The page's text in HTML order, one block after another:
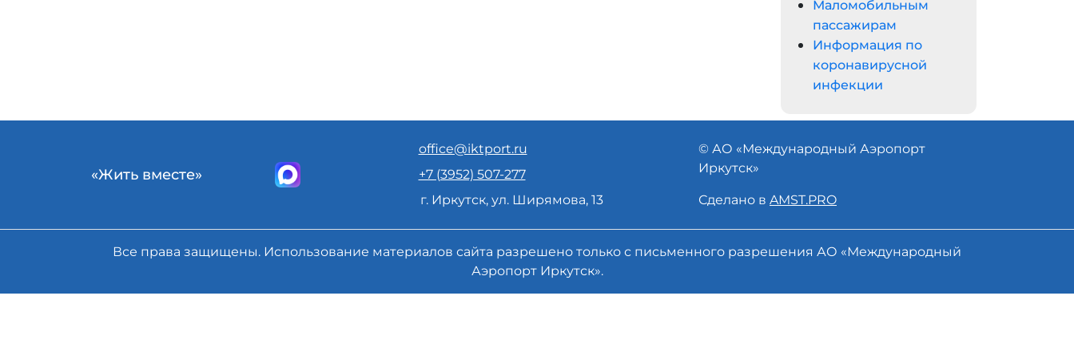
Маломобильным
пассажирам
Информация по
коронавирусной
инфекции
«Жить вместе»
office@iktport.ru
+7 (3952) 507-277
г. Иркутск, ул. Ширямова, 13
© АО «Международный Аэропорт
Иркутск»
Сделано в AMST.PRO
Все права защищены. Использование материалов сайта разрешено только с письменного разрешения АО «Международный
Аэропорт Иркутск».